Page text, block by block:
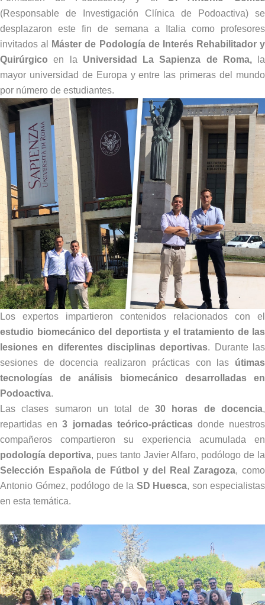
(Responsable de Investigación Clínica de Podoactiva) se
desplazaron este fin de semana a Italia como profesores
invitados al
Máster de Podología de Interés Rehabilitador y
Quirúrgico en la Universidad La Sapienza de Roma,la
mayor universidad de Europa y entre las primeras del mundo
por número de estudiantes.
Los expertos impartieron contenidos relacionados con el
estudio biomecánico del deportista y el tratamiento de las
lesiones en diferentes disciplinas deportivas. Durante las
sesiones de docencia realizaron prácticas con las útimas
tecnologías de análisis biomecánico desarrolladas en
Podoactiva.
Las clases sumaron un total de 30 horas de docencia,
repartidas en 3 jornadas teórico-prácticasdonde nuestros
compañeros compartieron su experiencia acumulada en
podología deportiva, pues tanto Javier Alfaro, podólogo de la
Selección Española de Fútbol y del Real Zaragoza, como
Antonio Gómez, podólogo de la SD Huesca, son especialistas
en esta temática.